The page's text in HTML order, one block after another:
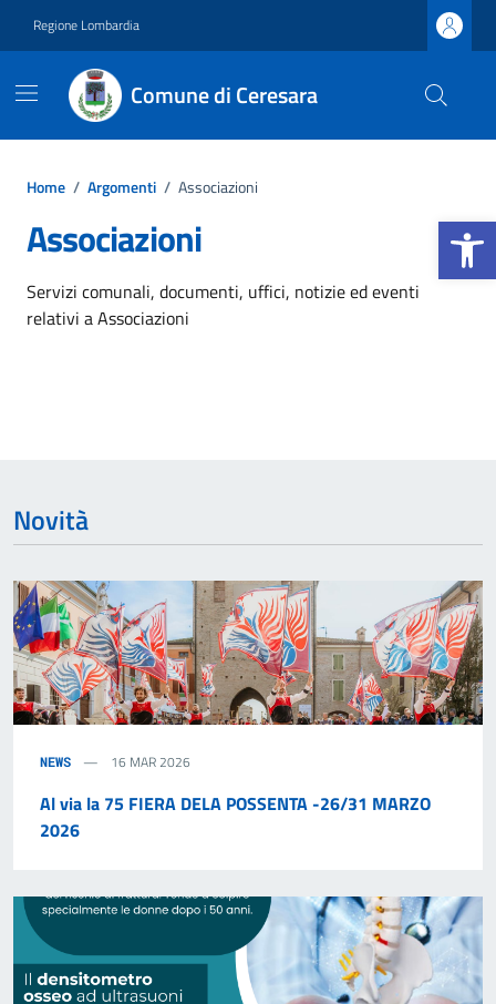
Apri la
Regione Lombardia
Comune di Ceresara
Home / Argomenti / Associazioni
Associazioni
Dettagli dell'argomento
Servizi comunali, documenti, uffici, notizie ed eventi
relativi a Associazioni
Novità
NEWS 16 MAR 2026
Al via la 75 FIERA DELA POSSENTA -26/31 MARZO
2026